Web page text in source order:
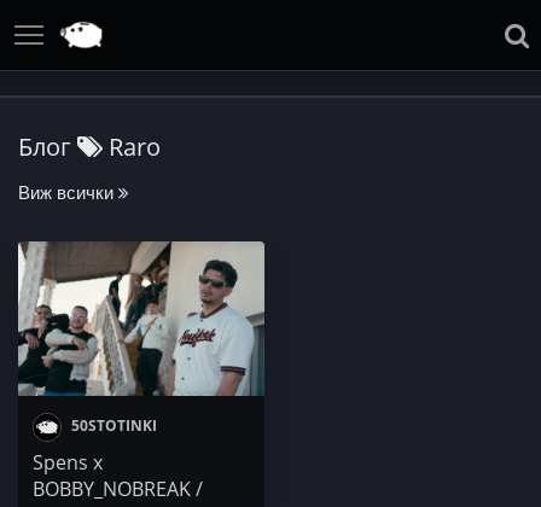
Блог Raro
Виж всички
50STOTINKI
Spens x
BOBBY_NOBREAK /